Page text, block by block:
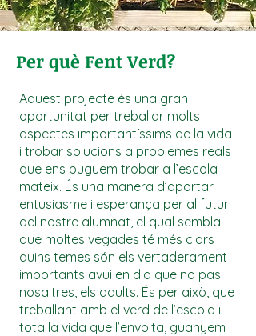
Per què Fent Verd?
Aquest projecte és una gran
oportunitat per treballar molts
aspectes importantíssims de la vida
i trobar solucions a problemes reals
que ens puguem trobar a l’escola
mateix. És una manera d’aportar
entusiasme i esperança per al futur
del nostre alumnat, el qual sembla
que moltes vegades té més clars
quins temes són els vertaderament
importants avui en dia que no pas
nosaltres, els adults. És per això, que
treballant amb el verd de l’escola i
tota la vida que l’envolta, guanyem